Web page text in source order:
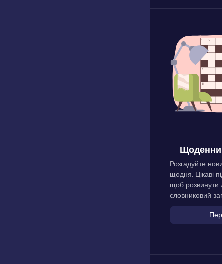
Розгадуйте
щодня. Цікаві
щоб розвинути
словниковий